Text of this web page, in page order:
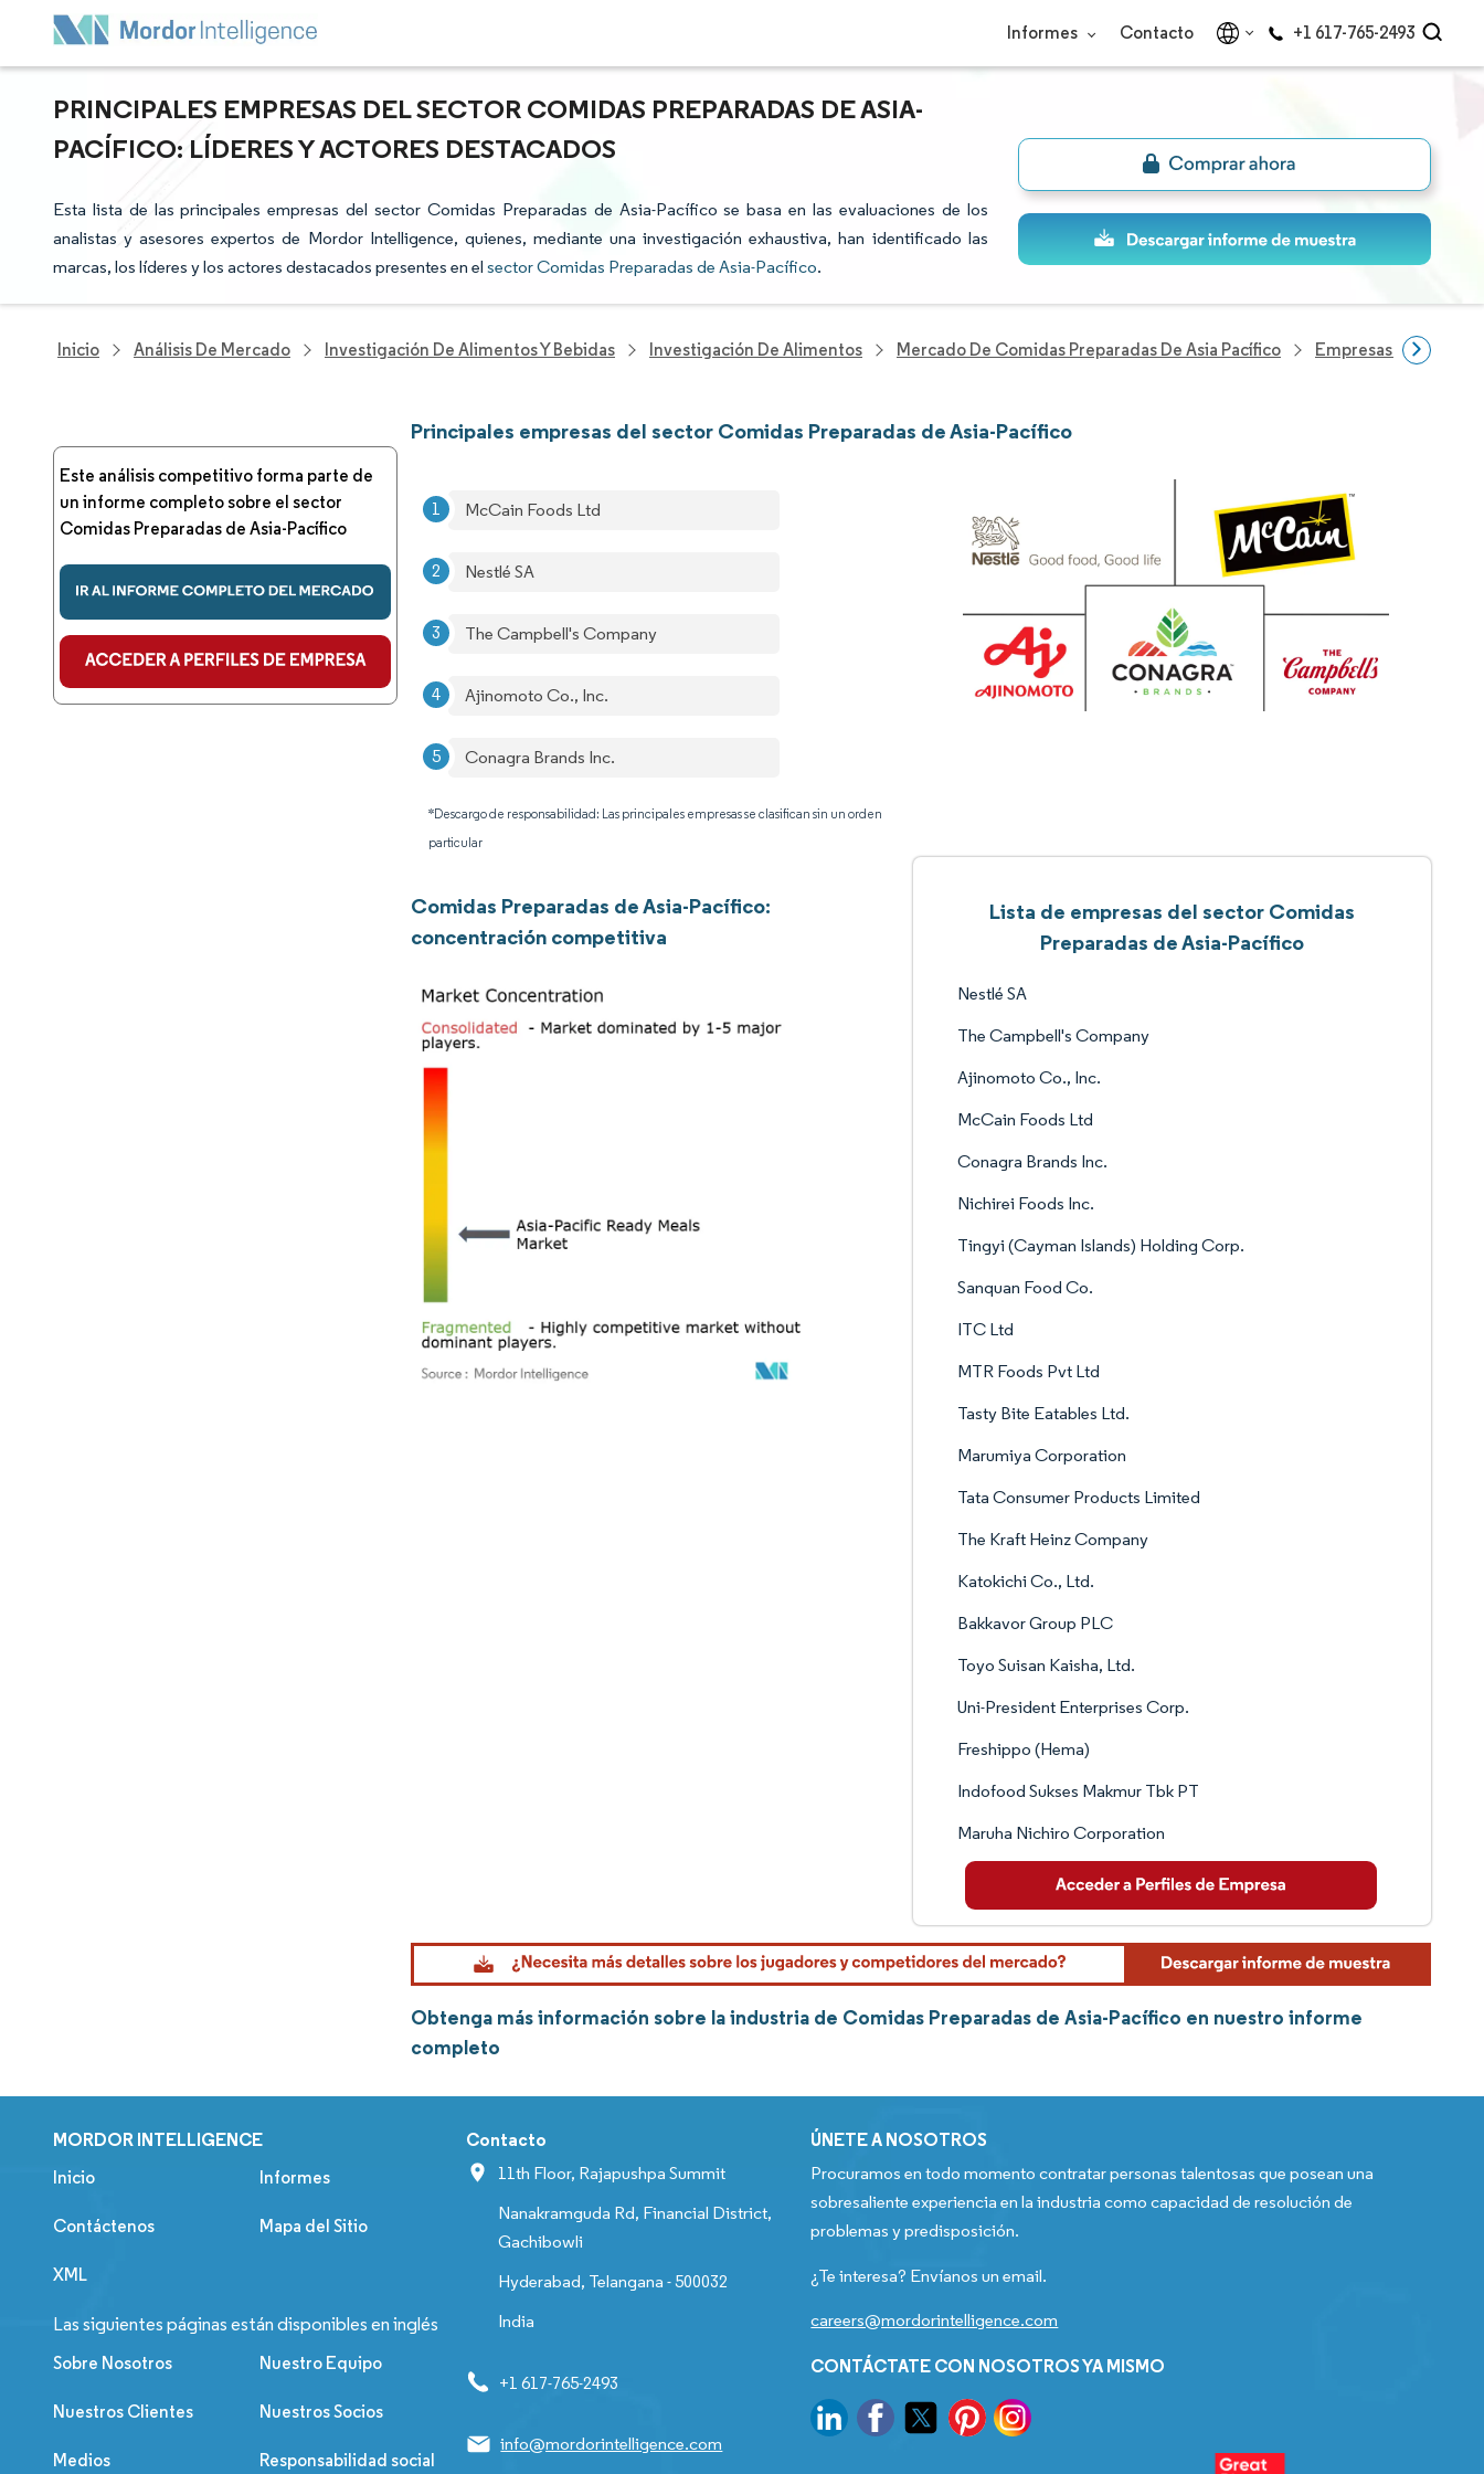
Informes Contacto +1 617-765-2493
PRINCIPALES EMPRESAS DEL SECTOR COMIDAS PREPARADAS DE ASIA-
PACÍFICO: LÍDERES Y ACTORES DESTACADOS
Esta lista de las principales empresas del sector Comidas Preparadas de Asia-Pacífico se basa en las evaluaciones de los
analistas y asesores expertos de Mordor Intelligence, quienes, mediante una investigación exhaustiva, han identificado las
marcas, los líderes y los actores destacados presentes en el sector Comidas Preparadas de Asia-Pacífico.
Inicio Análisis De Mercado Investigación De Alimentos Y Bebidas Investigación De Alimentos Mercado De Comidas Preparadas De Asia Pacífico Empresas Del Sector
Este análisis competitivo forma parte de
un informe completo sobre el sector
Comidas Preparadas de Asia-Pacífico
Principales empresas del sector Comidas Preparadas de Asia-Pacífico
McCain Foods Ltd
Nestlé SA
The Campbell's Company
Ajinomoto Co., Inc.
Conagra Brands Inc.
*Descargo de responsabilidad: Las principales empresas se clasifican sin un orden
particular
Comidas Preparadas de Asia-Pacífico:
concentración competitiva
Lista de empresas del sector Comidas
Preparadas de Asia-Pacífico
Nestlé SA
The Campbell's Company
Ajinomoto Co., Inc.
McCain Foods Ltd
Conagra Brands Inc.
Nichirei Foods Inc.
Tingyi (Cayman Islands) Holding Corp.
Sanquan Food Co.
ITC Ltd
MTR Foods Pvt Ltd
Tasty Bite Eatables Ltd.
Marumiya Corporation
Tata Consumer Products Limited
The Kraft Heinz Company
Katokichi Co., Ltd.
Bakkavor Group PLC
Toyo Suisan Kaisha, Ltd.
Uni-President Enterprises Corp.
Freshippo (Hema)
Indofood Sukses Makmur Tbk PT
Maruha Nichiro Corporation
Obtenga más información sobre la industria de Comidas Preparadas de Asia-Pacífico en nuestro informe
completo
MORDOR INTELLIGENCE
Inicio Informes
Contáctenos Mapa del Sitio
XML
Las siguientes páginas están disponibles en inglés
Sobre Nosotros Nuestro Equipo
Nuestros Clientes Nuestros Socios
Medios Responsabilidad social
Contacto
11th Floor, Rajapushpa Summit
Nanakramguda Rd, Financial District,
Gachibowli
Hyderabad, Telangana - 500032
India
+1 617-765-2493
info@mordorintelligence.com
ÚNETE A NOSOTROS
Procuramos en todo momento contratar personas talentosas que posean una
sobresaliente experiencia en la industria como capacidad de resolución de
problemas y predisposición.
¿Te interesa? Envíanos un email.
careers@mordorintelligence.com
CONTÁCTATE CON NOSOTROS YA MISMO